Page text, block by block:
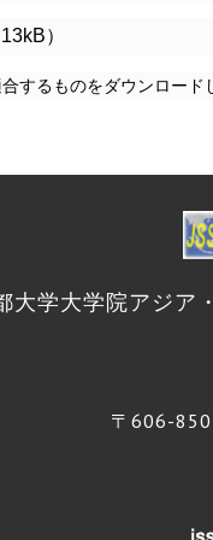
）
するものをダウンロード
大学大学院アジア
〒606-